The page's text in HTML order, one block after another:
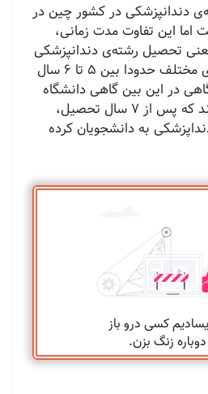
دندانپزشکی در کشور چین در
اما این تفاوت مدت زمانی،
تحصیل رشته‌ی دندانپزشکی
در چین در دانشگاه های مختلف حدودا بین 5 تا 6 سال
در این بین گاهی دانشگاه
هایی نیز وجود داشته اند که پس از 7 سال تحصیل،
به دانشجویان کرده